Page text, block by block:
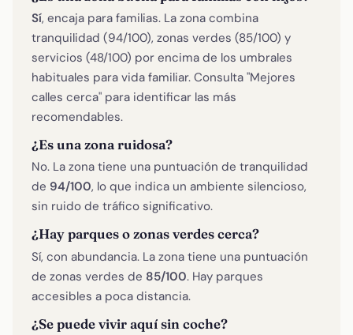
Sí, encaja para familias. La zona combina
tranquilidad (94/100), zonas verdes (85/100) y
servicios (48/100) por encima de los umbrales
habituales para vida familiar. Consulta "Mejores
calles cerca" para identificar las más
recomendables.
¿Es una zona ruidosa?
No. La zona tiene una puntuación de tranquilidad
de 94/100, lo que indica un ambiente silencioso,
sin ruido de tráfico significativo.
¿Hay parques o zonas verdes cerca?
Sí, con abundancia. La zona tiene una puntuación
de zonas verdes de 85/100. Hay parques
accesibles a poca distancia.
¿Se puede vivir aquí sin coche?